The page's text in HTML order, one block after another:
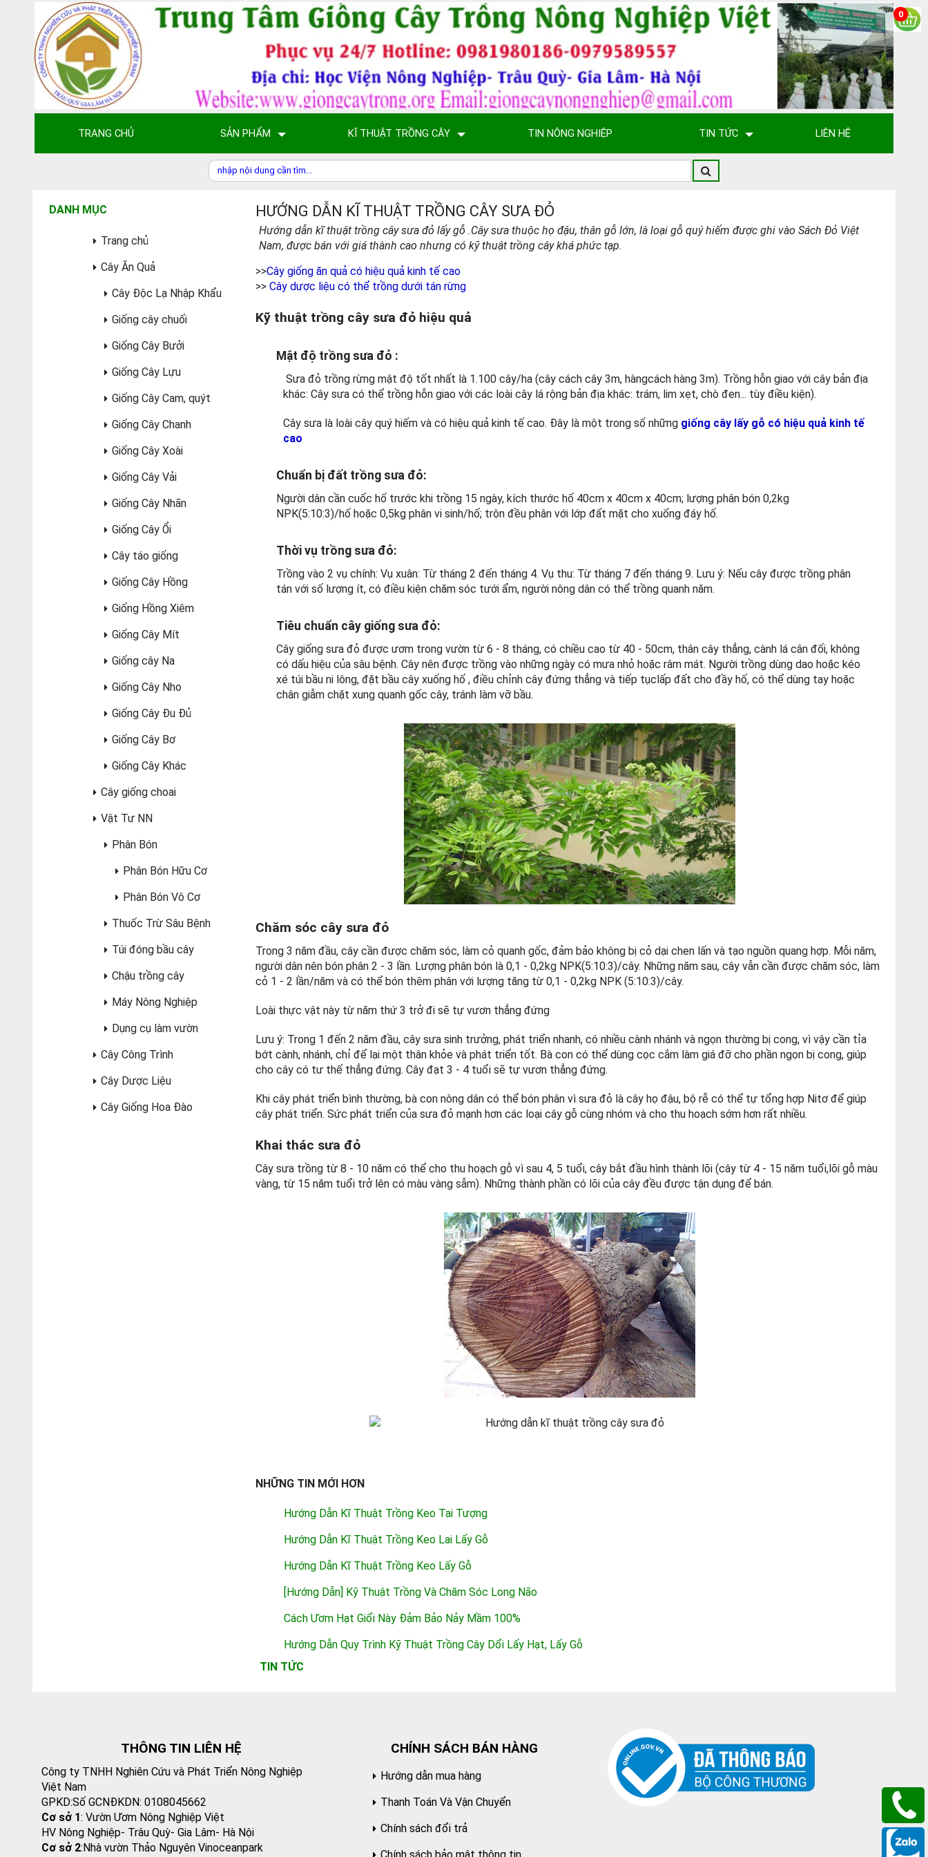
TRANG CHỦ SẢN PHẨM KĨ THUẬT TRỒNG CÂY TIN NÔNG NGHIỆP TIN TỨC LIÊN HỆ
0
DANH MỤC
Trang chủ
Cây Ăn Quả
Cây Độc Lạ Nhập Khẩu
Giống cây chuối
Giống Cây Bưởi
Giống Cây Lựu
Giống Cây Cam, quýt
Giống Cây Chanh
Giống Cây Xoài
Giống Cây Vải
Giống Cây Nhãn
Giống Cây Ổi
Cây táo giống
Giống Cây Hồng
Giống Hồng Xiêm
Giống Cây Mít
Giống cây Na
Giống Cây Nho
Giống Cây Đu Đủ
Giống Cây Bơ
Giống Cây Khác
Cây giống choai
Vật Tư NN
Phân Bón
Phân Bón Hữu Cơ
Phân Bón Vô Cơ
Thuốc Trừ Sâu Bệnh
Túi đóng bầu cây
Chậu trồng cây
Máy Nông Nghiệp
Dụng cụ làm vườn
Cây Công Trình
Cây Dược Liệu
Cây Giống Hoa Đào
HƯỚNG DẪN KĨ THUẬT TRỒNG CÂY SƯA ĐỎ
Hướng dẫn kĩ thuật trồng cây sưa đỏ lấy gỗ .Cây sưa thuộc họ đậu, thân gỗ lớn, là loại gỗ quý hiếm được ghi vào Sách Đỏ Việt
Nam, được bán với giá thành cao nhưng có kỹ thuật trồng cây khá phức tạp.
>>Cây giống ăn quả có hiệu quả kinh tế cao
>> Cây dược liệu có thể trồng dưới tán rừng
Kỹ thuật trồng cây sưa đỏ hiệu quả
Mật độ trồng sưa đỏ :
Sưa đỏ trồng rừng mật độ tốt nhất là 1.100 cây/ha (cây cách cây 3m, hàngcách hàng 3m). Trồng hỗn giao với cây bản địa
khác: Cây sưa có thể trồng hỗn giao với các loài cây lá rộng bản địa khác: trám, lim xẹt, chò đen... tùy điều kiện).
Cây sưa là loài cây quý hiếm và có hiệu quả kinh tế cao. Đây là một trong số những giống cây lấy gỗ có hiệu quả kinh tế
cao
Chuẩn bị đất trồng sưa đỏ:
Người dân cần cuốc hố trước khi trồng 15 ngày, kích thước hố 40cm x 40cm x 40cm; lượng phân bón 0,2kg
NPK(5:10:3)/hố hoặc 0,5kg phân vi sinh/hố; trộn đều phân với lớp đất mặt cho xuống đáy hố.
Thời vụ trồng sưa đỏ:
Trồng vào 2 vụ chính: Vụ xuân: Từ tháng 2 đến tháng 4. Vụ thu: Từ tháng 7 đến tháng 9. Lưu ý: Nếu cây được trồng phân
tán với số lượng ít, có điều kiện chăm sóc tưới ẩm, người nông dân có thể trồng quanh năm.
Tiêu chuẩn cây giống sưa đỏ:
Cây giống sưa đỏ được ươm trong vườn từ 6 - 8 tháng, có chiều cao từ 40 - 50cm, thân cây thẳng, cành lá cân đối, không
có dấu hiệu của sâu bệnh. Cây nên được trồng vào những ngày có mưa nhỏ hoặc râm mát. Người trồng dùng dao hoặc kéo
xé túi bầu ni lông, đặt bầu cây xuống hố , điều chỉnh cây đứng thẳng và tiếp tụclấp đất cho đầy hố, có thể dùng tay hoặc
chân giẫm chặt xung quanh gốc cây, tránh làm vỡ bầu.
Chăm sóc cây sưa đỏ
Trong 3 năm đầu, cây cần được chăm sóc, làm cỏ quanh gốc, đảm bảo không bị cỏ dại chen lấn và tạo nguồn quang hợp. Mỗi năm,
người dân nên bón phân 2 - 3 lần. Lượng phân bón là 0,1 - 0,2kg NPK(5:10:3)/cây. Những năm sau, cây vẫn cần được chăm sóc, làm
cỏ 1 - 2 lần/năm và có thể bón thêm phân với lượng tăng từ 0,1 - 0,2kg NPK (5:10:3)/cây.
Loài thực vật này từ năm thứ 3 trở đi sẽ tự vươn thẳng đứng
Lưu ý: Trong 1 đến 2 năm đầu, cây sưa sinh trưởng, phát triển nhanh, có nhiều cành nhánh và ngọn thường bị cong, vì vậy cần tỉa
bớt cành, nhánh, chỉ để lại một thân khỏe và phát triển tốt. Bà con có thể dùng cọc cắm làm giá đỡ cho phần ngọn bị cong, giúp
cho cây có tư thế thẳng đứng. Cây đạt 3 - 4 tuổi sẽ tự vươn thẳng đứng.
Khi cây phát triển bình thường, bà con nông dân có thể bón phân vì sưa đỏ là cây họ đậu, bộ rễ có thể tự tổng hợp Nitơ để giúp
cây phát triển. Sức phát triển của sưa đỏ mạnh hơn các loại cây gỗ cùng nhóm và cho thu hoạch sớm hơn rất nhiều.
Khai thác sưa đỏ
Cây sưa trồng từ 8 - 10 năm có thể cho thu hoạch gỗ vì sau 4, 5 tuổi, cây bắt đầu hình thành lõi (cây từ 4 - 15 năm tuổi,lõi gỗ màu
vàng, từ 15 năm tuổi trở lên có màu vàng sẫm). Những thành phần có lõi của cây đều được tận dụng để bán.
NHỮNG TIN MỚI HƠN
Hướng Dẫn Kĩ Thuật Trồng Keo Tai Tượng
Hướng Dẫn Kĩ Thuật Trồng Keo Lai Lấy Gỗ
Hướng Dẫn Kĩ Thuật Trồng Keo Lấy Gỗ
[Hướng Dẫn] Kỹ Thuật Trồng Và Chăm Sóc Long Não
Cách Ươm Hạt Giổi Này Đảm Bảo Nảy Mầm 100%
Hướng Dẫn Quy Trình Kỹ Thuật Trồng Cây Dổi Lấy Hạt, Lấy Gỗ
TIN TỨC
THÔNG TIN LIÊN HỆ
Công ty TNHH Nghiên Cứu và Phát Triển Nông Nghiệp
Việt Nam
GPKD:Số GCNĐKDN: 0108045662
Cơ sở 1: Vườn Ươm Nông Nghiệp Việt
HV Nông Nghiệp- Trâu Quỳ- Gia Lâm- Hà Nội
Cơ sở 2:Nhà vườn Thảo Nguyên Vinoceanpark
CHÍNH SÁCH BÁN HÀNG
Hướng dẫn mua hàng
Thanh Toán Và Vận Chuyển
Chính sách đổi trả